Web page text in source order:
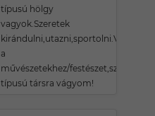
típusú hölgy
vagyok.Szeretek
a
művészetekhez/
típusú társra vágyom!